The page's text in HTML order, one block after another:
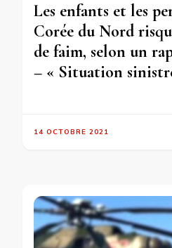
Les enfants et les
Corée du Nord
de faim, selon un
– « Situation
14 OCTOBRE 2021